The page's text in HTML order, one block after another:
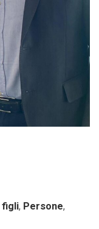
figli, Persone,